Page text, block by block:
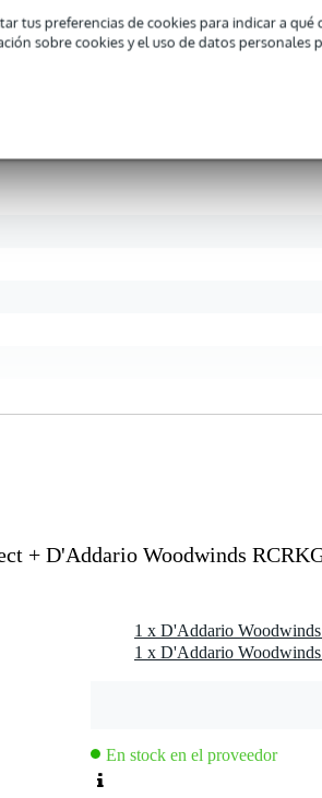
tus preferencias de cookies para indicar a
sobre cookies y el uso de datos personales
valoran la durabilidad y el rendimiento.
de flujo
+ D'Addario Woodwinds
En stock en el proveedor